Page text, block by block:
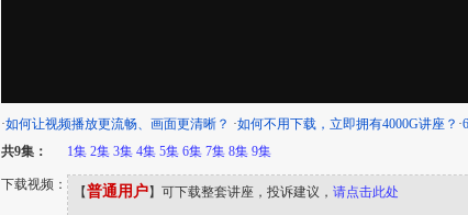
·如何让视频播放更流畅、画面更清晰？ ·如何不用下载，立即拥有4000G讲座？ ·
共9集：
1集 2集 3集 4集 5集 6集 7集 8集 9集
下载视频： 【普通用户】可下载整套讲座，投诉建议， 请点击此处